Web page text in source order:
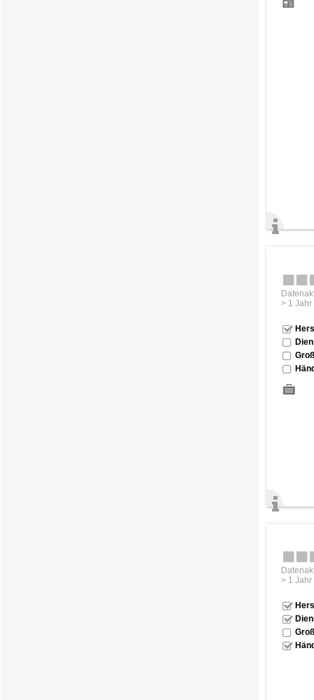
> 1 Jahr
> 1 Jahr